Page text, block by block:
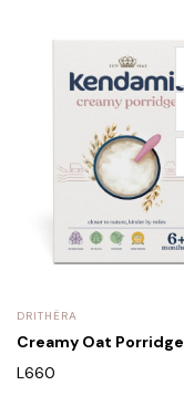
DRITHËRA
Creamy Oat Porridge
L 660